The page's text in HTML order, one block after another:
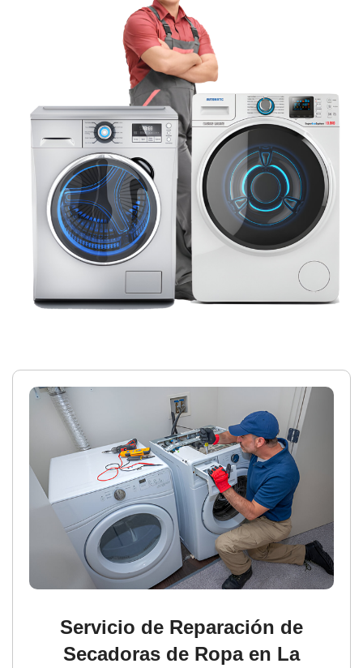
Servicio de Reparación de
Secadoras de Ropa en La